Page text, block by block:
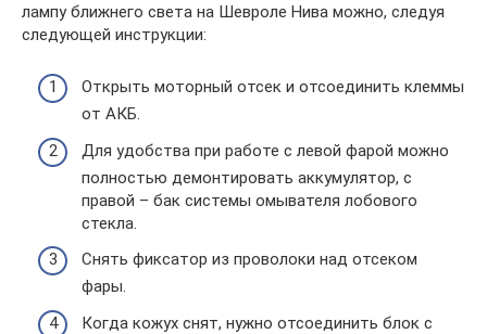
лампу ближнего света на Шевроле Нива можно, следуя
следующей инструкции:
Открыть моторный отсек и отсоединить клеммы
от АКБ.
Для удобства при работе с левой фарой можно
полностью демонтировать аккумулятор, с
правой – бак системы омывателя лобового
стекла.
Снять фиксатор из проволоки над отсеком
фары.
Когда кожух снят, нужно отсоединить блок с